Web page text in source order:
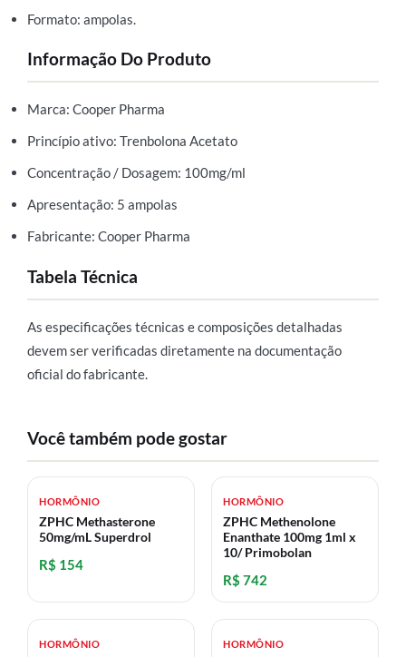
Formato: ampolas.
Informação Do Produto
Marca: Cooper Pharma
Princípio ativo: Trenbolona Acetato
Concentração / Dosagem: 100mg/ml
Apresentação: 5 ampolas
Fabricante: Cooper Pharma
Tabela Técnica
As especificações técnicas e composições detalhadas
devem ser verificadas diretamente na documentação
oficial do fabricante.
Você também pode gostar
HORMÔNIO
ZPHC Methasterone
50mg/mL Superdrol
R$ 154
HORMÔNIO
ZPHC Methenolone
Enanthate 100mg 1ml x
10/ Primobolan
R$ 742
HORMÔNIO HORMÔNIO